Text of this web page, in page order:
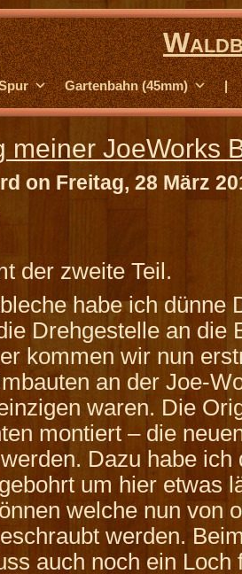
Gartenbahn (45mm) |
meiner JoeWorks
on Freitag, 28 März
der zweite Teil.
habe ich dünne
Drehgestelle an die
kommen wir nun
an der Joe-
waren. Die
montiert – die
Dazu habe ich
um hier etwas
welche nun von
werden.
auch noch ein Loch